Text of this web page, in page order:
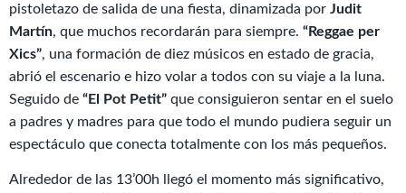
pistoletazo de salida de una fiesta, dinamizada por Judit
Martín, que muchos recordarán para siempre. “Reggae per
Xics”, una formación de diez músicos en estado de gracia,
abrió el escenario e hizo volar a todos con su viaje a la luna.
Seguido de “El Pot Petit” que consiguieron sentar en el suelo
a padres y madres para que todo el mundo pudiera seguir un
espectáculo que conecta totalmente con los más pequeños.
Alrededor de las 13’00h llegó el momento más significativo,